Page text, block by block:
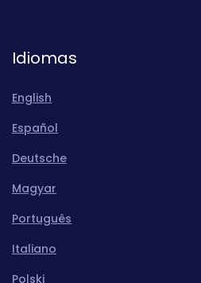
Idiomas
English
Español
Deutsche
Magyar
Português
Italiano
Polski